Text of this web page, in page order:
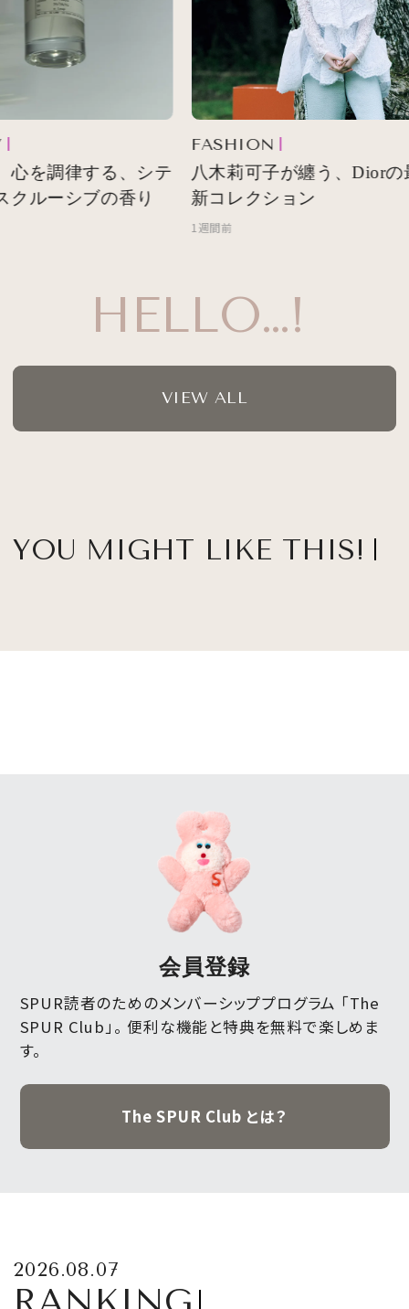
HELLO…!
を調律する、シテ
ルーシブの香り
FASHION
八木莉可子が纏う、Diorの
新コレクション
1週間前
VIEW ALL
YOU MIGHT LIKE THIS!
会員登録
SPUR読者のためのメンバーシッププログラム 「The
SPUR Club」。 便利な機能と特典を無料で楽しめま
す。
The SPUR Club とは？
2026.08.07